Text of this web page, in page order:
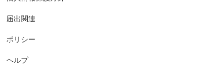
届出関連
ポリシー
ヘルプ